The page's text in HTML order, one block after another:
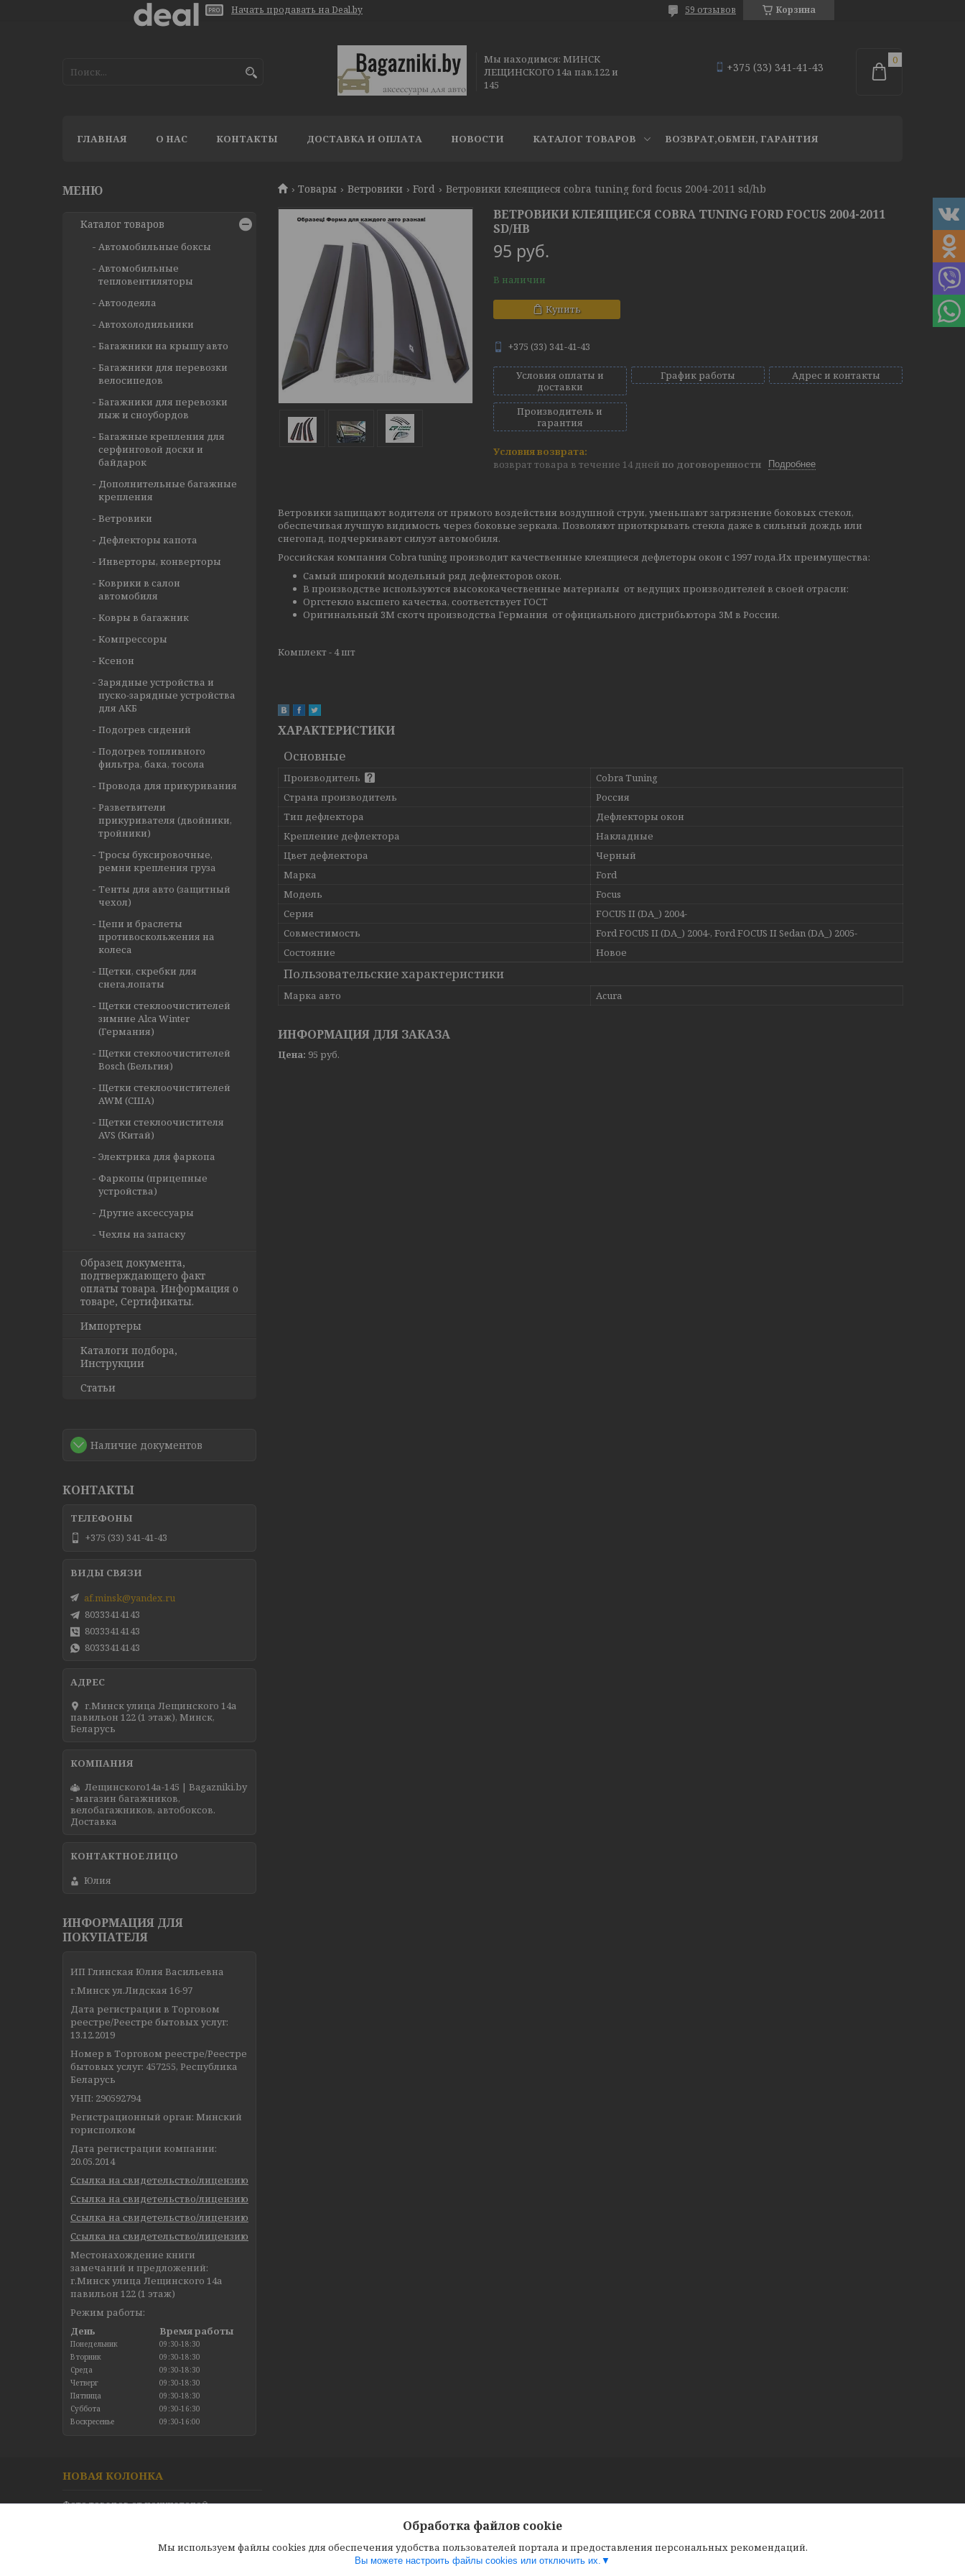
Начать продавать на Deal.by Корзина
59 отзывов
Мы находимся: МИНСК
ЛЕЩИНСКОГО 14а пав.122 и
145
+375 (33) 341-41-43
ГЛАВНАЯ О НАС КОНТАКТЫ ДОСТАВКА И ОПЛАТА НОВОСТИ КАТАЛОГ ТОВАРОВ ВОЗВРАТ,ОБМЕН, ГАРАНТИЯ
Товары Ветровики Ford Ветровики клеящиеся cobra tuning ford focus 2004-2011 sd/hb
ВЕТРОВИКИ КЛЕЯЩИЕСЯ COBRA TUNING FORD FOCUS 2004-2011
SD/HB
95 руб.
В наличии
Купить
+375 (33) 341-41-43
Условия оплаты и
доставки
График работы Адрес и контакты
Производитель и
гарантия
возврат товара в течение 14 дней по договоренности Подробнее
Ветровики защищают водителя от прямого воздействия воздушной струи, уменьшают загрязнение боковых стекол,
обеспечивая лучшую видимость через боковые зеркала. Позволяют приоткрывать стекла даже в сильный дождь или
снегопад, подчеркивают силуэт автомобиля.
Российская компания Cobra tuning производит качественные клеящиеся дефлеторы окон с 1997 года.Их преимущества:
Самый широкий модельный ряд дефлекторов окон.
В производстве используются высококачественные материалы от ведущих производителей в своей отрасли:
Оргстекло высшего качества, соответствует ГОСТ
Оригинальный 3М скотч производства Германия от официального дистрибьютора 3М в России.
Комплект - 4 шт
ХАРАКТЕРИСТИКИ
Основные
Производитель
Cobra Tuning
Страна производитель
Россия
Тип дефлектора
Дефлекторы окон
Крепление дефлектора
Накладные
Цвет дефлектора
Черный
Марка
Ford
Модель
Focus
Серия
FOCUS II (DA_) 2004-
Совместимость
Ford FOCUS II (DA_) 2004-, Ford FOCUS II Sedan (DA_) 2005-
Состояние
Новое
Пользовательские характеристики
Марка авто Acura
ИНФОРМАЦИЯ ДЛЯ ЗАКАЗА
Цена: 95 руб.
Каталог товаров
Автомобильные боксы
Автомобильные
тепловентиляторы
Автоодеяла
Автохолодильники
Багажники на крышу авто
Багажники для перевозки
велосипедов
Багажники для перевозки
лыж и сноубордов
Багажные крепления для
серфинговой доски и
байдарок
Дополнительные багажные
крепления
Ветровики
Дефлекторы капота
Инверторы, конверторы
Коврики в салон
автомобиля
Ковры в багажник
Компрессоры
Ксенон
Зарядные устройства и
пуско-зарядные устройства
для АКБ
Подогрев сидений
Подогрев топливного
фильтра, бака, тосола
Провода для прикуривания
Разветвители
прикуривателя (двойники,
тройники)
Тросы буксировочные,
ремни крепления груза
Тенты для авто (защитный
чехол)
Цепи и браслеты
противоскольжения на
колеса
Щетки, скребки для
снега,лопаты
Щетки стеклоочистителей
зимние Alca Winter
(Германия)
Щетки стеклоочистителей
Bosch (Бельгия)
Щетки стеклоочистителей
AWM (США)
Щетки стеклоочистителя
AVS (Китай)
Электрика для фаркопа
Фаркопы (прицепные
устройства)
Другие аксессуары
Чехлы на запаску
Образец документа,
подтверждающего факт
оплаты товара. Информация о
товаре, Сертификаты.
Импортеры
Каталоги подбора,
Инструкции
Статьи
Наличие документов
КОНТАКТЫ
+375 (33) 341-41-43
af.minsk@yandex.ru
80333414143
80333414143
80333414143
г.Минск улица Лещинского 14а
павильон 122 (1 этаж), Минск,
Беларусь
Лещинского14а-145 | Bagazniki.by
- магазин багажников,
велобагажников, автобоксов.
Доставка
Юлия
ИНФОРМАЦИЯ ДЛЯ
ПОКУПАТЕЛЯ
ИП Глинская Юлия Васильевна
г.Минск ул.Лидская 16-97
Дата регистрации в Торговом
реестре/Реестре бытовых услуг:
13.12.2019
Номер в Торговом реестре/Реестре
бытовых услуг: 457255, Республика
Беларусь
УНП: 290592794
Регистрационный орган: Минский
горисполком
Дата регистрации компании:
20.05.2014
Ссылка на свидетельство/лицензию
Ссылка на свидетельство/лицензию
Ссылка на свидетельство/лицензию
Ссылка на свидетельство/лицензию
Местонахождение книги
замечаний и предложений:
г.Минск улица Лещинского 14а
павильон 122 (1 этаж)
Режим работы:
День
Время работы
Понедельник
09:30-18:30
Вторник
09:30-18:30
Среда
09:30-18:30
Четверг
09:30-18:30
Пятница
09:30-18:30
Суббота
09:30-16:30
Воскресенье
09:30-16:00
НОВАЯ КОЛОНКА
Фото товаров от покупателей
Обработка файлов cookie
Мы используем файлы cookies для обеспечения удобства пользователей портала и предоставления персональных рекомендаций.
Вы можете настроить файлы cookies или отключить их.